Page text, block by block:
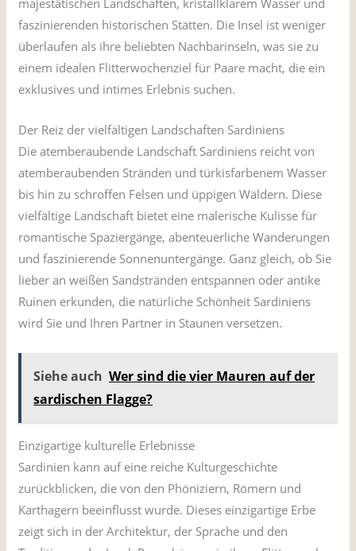
majestätischen Landschaften, kristallklarem Wasser und
faszinierenden historischen Stätten. Die Insel ist weniger
überlaufen als ihre beliebten Nachbarinseln, was sie zu
einem idealen Flitterwochenziel für Paare macht, die ein
exklusives und intimes Erlebnis suchen.
Der Reiz der vielfältigen Landschaften Sardiniens
Die atemberaubende Landschaft Sardiniens reicht von
atemberaubenden Stränden und türkisfarbenem Wasser
bis hin zu schroffen Felsen und üppigen Wäldern. Diese
vielfältige Landschaft bietet eine malerische Kulisse für
romantische Spaziergänge, abenteuerliche Wanderungen
und faszinierende Sonnenuntergänge. Ganz gleich, ob Sie
lieber an weißen Sandstränden entspannen oder antike
Ruinen erkunden, die natürliche Schönheit Sardiniens
wird Sie und Ihren Partner in Staunen versetzen.
Siehe auch Wer sind die vier Mauren auf der
sardischen Flagge?
Einzigartige kulturelle Erlebnisse
Sardinien kann auf eine reiche Kulturgeschichte
zurückblicken, die von den Phöniziern, Römern und
Karthagern beeinflusst wurde. Dieses einzigartige Erbe
zeigt sich in der Architektur, der Sprache und den